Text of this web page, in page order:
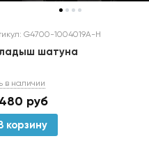
G4700-1004019A-H
шатуна
в наличии
руб
корзину